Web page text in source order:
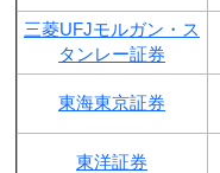
三菱UFJモルガン・ス
タンレー証券
東海東京証券
東洋証券